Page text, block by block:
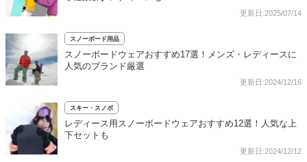
更新日:2025/07/14
スノーボード用品
スノーボードウェアおすすめ17選！メンズ・レディースに
人気のブランド厳選
更新日:2024/12/16
スキー・スノボ
レディース用スノーボードウェアおすすめ12選！人気な上
下セットも
更新日:2024/12/12